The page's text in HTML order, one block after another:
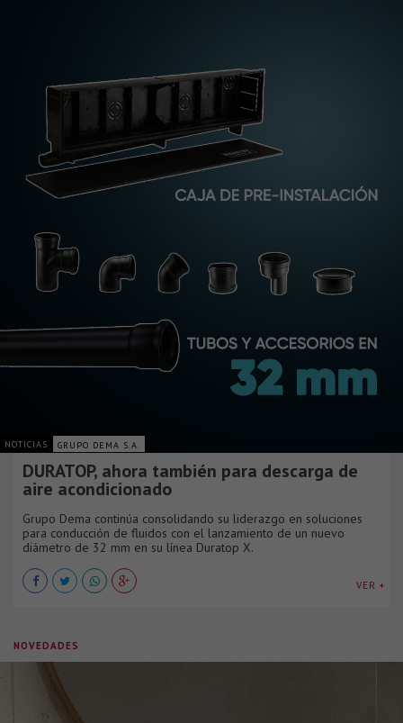
NOTICIAS GRUPO DEMA S.A.
DURATOP, ahora también para descarga de
aire acondicionado
Grupo Dema continúa consolidando su liderazgo en soluciones
para conducción de fluidos con el lanzamiento de un nuevo
diámetro de 32 mm en su línea Duratop X.
VER +
NOVEDADES